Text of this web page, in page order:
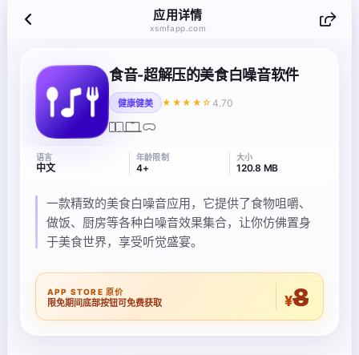
应用详情
xsmfapp.com
食音-超解压的美食白噪音软件
健康健美 ★★★★☆ 4.70
语言
中文
年龄限制
4+
大小
120.8 MB
一款精致的美食白噪音应用，它提供了食物咀嚼、
做饭、厨房等各种白噪音效果集合，让你仿佛置身
于美食世界，享受听觉盛宴。
APP STORE 原价
限免期间底部按钮可免费获取 ¥8